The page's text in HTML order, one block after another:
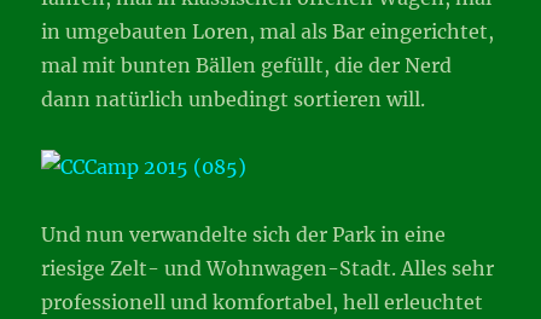
in umgebauten Loren, mal als Bar eingerichtet,
mal mit bunten Bällen gefüllt, die der Nerd
dann natürlich unbedingt sortieren will.
Und nun verwandelte sich der Park in eine
riesige Zelt- und Wohnwagen-Stadt. Alles sehr
professionell und komfortabel, hell erleuchtet